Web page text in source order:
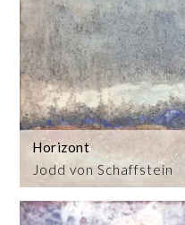
Jodd von Schaffstein
Horizont